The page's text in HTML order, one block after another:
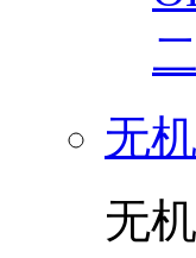
无
无